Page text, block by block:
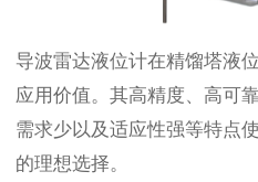
导波雷达液位计在精馏塔液
应用价值。其高精度、高可
需求少以及适应性强等特点
的理想选择。